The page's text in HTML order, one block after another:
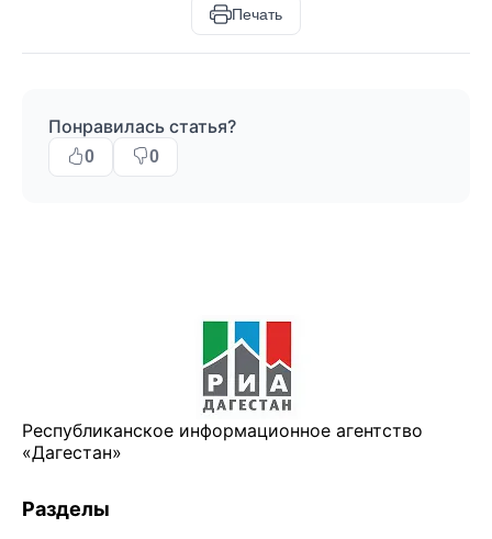
Печать
Понравилась статья?
0 0
Республиканское информационное агентство
«Дагестан»
Разделы